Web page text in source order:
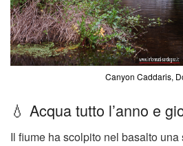
Canyon Caddaris,
💧 Acqua tutto l’anno e
Il fiume ha scolpito nel basalto una